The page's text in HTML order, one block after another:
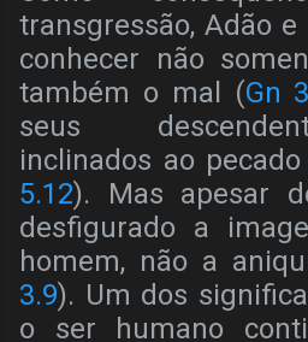
transgressão, Adão
conhecer não
também o mal (Gn
seus
inclinados ao
5.12). Mas apesar
desfigurado a
homem, não a
3.9). Um dos
o ser humano